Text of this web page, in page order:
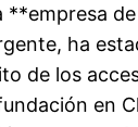
**empresa de
ha
de los
en